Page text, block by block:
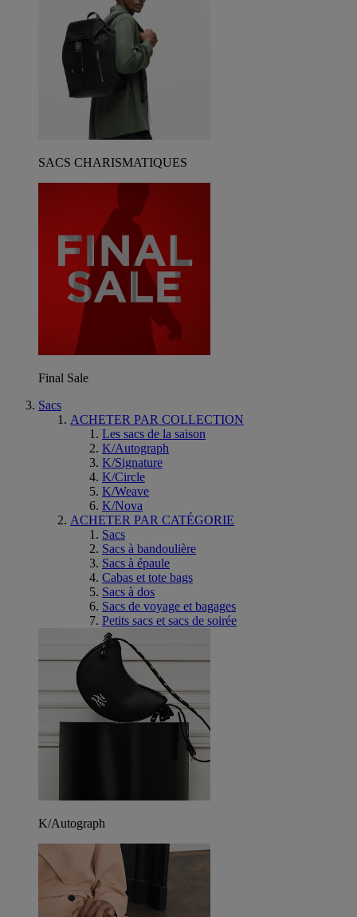
SACS CHARISMATIQUES
Final Sale
Sacs
ACHETER PAR COLLECTION
Les sacs de la saison
K/Autograph
K/Signature
K/Circle
K/Weave
K/Nova
ACHETER PAR CATÉGORIE
Sacs
Sacs à bandoulière
Sacs à épaule
Cabas et tote bags
Sacs à dos
Sacs de voyage et bagages
Petits sacs et sacs de soirée
K/Autograph